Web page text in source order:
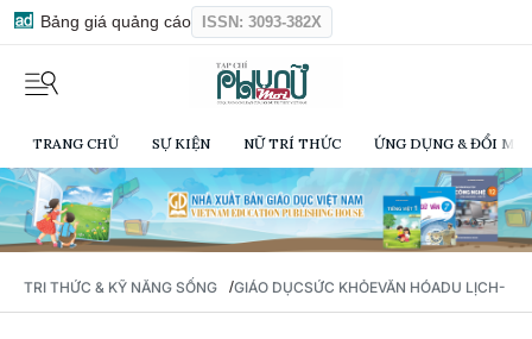
Bảng giá quảng cáo ISSN: 3093-382X
TRANG CHỦ SỰ KIỆN NỮ TRÍ THỨC ỨNG DỤNG & ĐỔI
TRI THỨC & KỸ NĂNG SỐNG /GIÁO DỤCSỨC KHỎEVĂN HÓADU LỊCH-